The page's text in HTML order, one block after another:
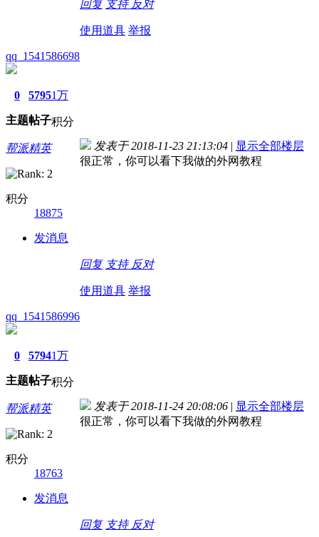
回复 支持 反对
使用道具 举报
qq_1541586698
0
主题
5795
帖子
1万
积分
帮派精英
积分
18875
发消息
发表于 2018-11-23 21:13:04 | 显示全部楼层
很正常，你可以看下我做的外网教程
回复 支持 反对
使用道具 举报
qq_1541586996
0
主题
5794
帖子
1万
积分
帮派精英
积分
18763
发消息
发表于 2018-11-24 20:08:06 | 显示全部楼层
很正常，你可以看下我做的外网教程
回复 支持 反对